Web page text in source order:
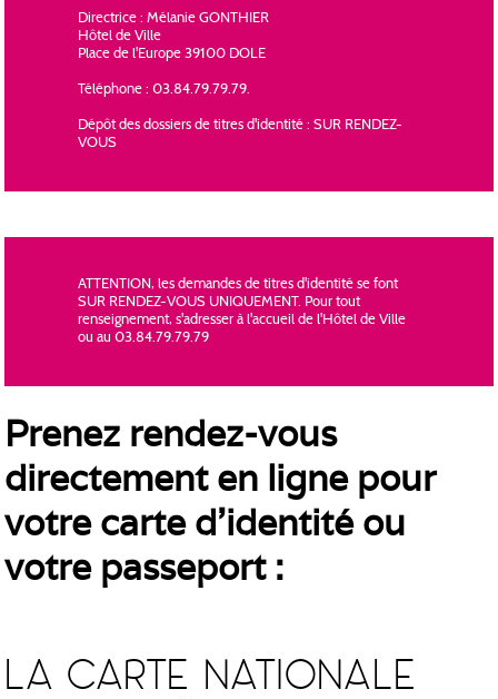
Directrice : Mélanie GONTHIER
Hôtel de Ville
Place de l'Europe 39100 DOLE
Téléphone : 03.84.79.79.79.
Dépôt des dossiers de titres d'identité : SUR RENDEZ-
VOUS
ATTENTION, les demandes de titres d'identité se font
SUR RENDEZ-VOUS UNIQUEMENT. Pour tout
renseignement, s'adresser à l'accueil de l'Hôtel de Ville
ou au 03.84.79.79.79
Prenez rendez-vous
directement en ligne pour
votre carte d'identité ou
votre passeport :
LA CARTE NATIONALE